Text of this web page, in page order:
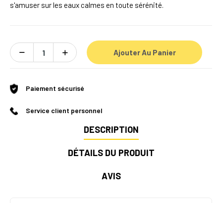
s'amuser sur les eaux calmes en toute sérénité.
Ajouter Au Panier
Paiement sécurisé
Service client personnel
DESCRIPTION
DÉTAILS DU PRODUIT
AVIS